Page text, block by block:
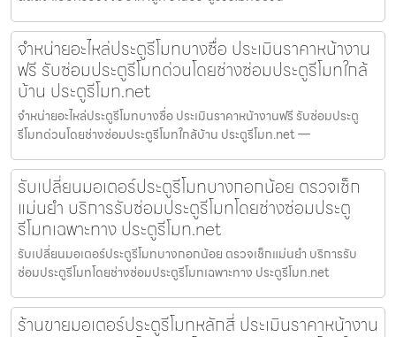
จำหน่ายอะไหล่ประตูรีโมทบางซื่อ ประเมินราคาหน้างาน
ฟรี รับซ่อมประตูรีโมทด่วนโดยช่างซ่อมประตูรีโมทใกล้
บ้าน ประตูรีโมท.net
จำหน่ายอะไหล่ประตูรีโมทบางซื่อ ประเมินราคาหน้างานฟรี รับซ่อมประตู
รีโมทด่วนโดยช่างซ่อมประตูรีโมทใกล้บ้าน ประตูรีโมท.net —
รับเปลี่ยนมอเตอร์ประตูรีโมทบางกอกน้อย ตรวจเช็ก
แม่นยำ บริการรับซ่อมประตูรีโมทโดยช่างซ่อมประตู
รีโมทเฉพาะทาง ประตูรีโมท.net
รับเปลี่ยนมอเตอร์ประตูรีโมทบางกอกน้อย ตรวจเช็กแม่นยำ บริการรับ
ซ่อมประตูรีโมทโดยช่างซ่อมประตูรีโมทเฉพาะทาง ประตูรีโมท.net
ร้านขายมอเตอร์ประตูรีโมทหลักสี่ ประเมินราคาหน้างาน